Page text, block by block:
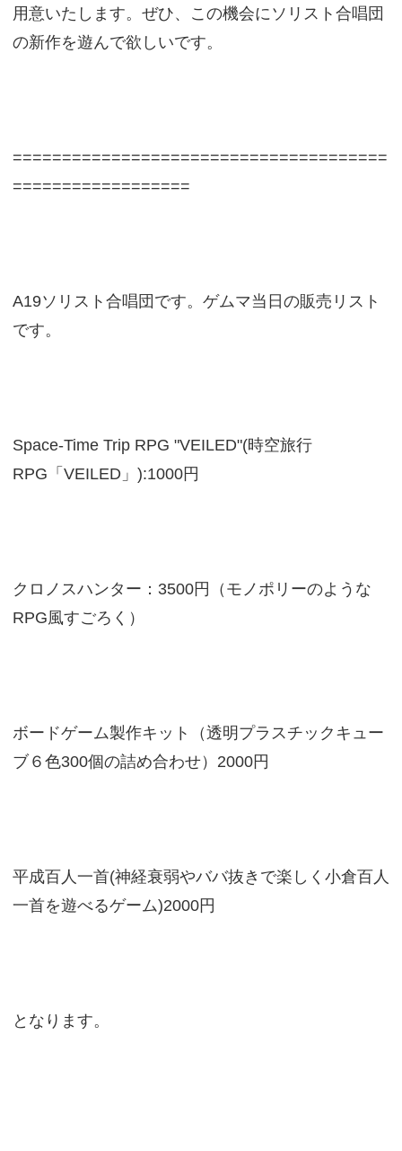
用意いたします。ぜひ、この機会にソリスト合唱団
の新作を遊んで欲しいです。
======================================
==================
A19ソリスト合唱団です。ゲムマ当日の販売リスト
です。
Space-Time Trip RPG "VEILED"(時空旅行
RPG「VEILED」):1000円
クロノスハンター：3500円（モノポリーのような
RPG風すごろく）
ボードゲーム製作キット（透明プラスチックキュー
ブ６色300個の詰め合わせ）2000円
平成百人一首(神経衰弱やババ抜きで楽しく小倉百人
一首を遊べるゲーム)2000円
となります。